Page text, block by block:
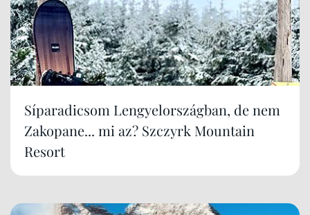
Síparadicsom Lengyelországban, de nem
Zakopane... mi az? Szczyrk Mountain
Resort